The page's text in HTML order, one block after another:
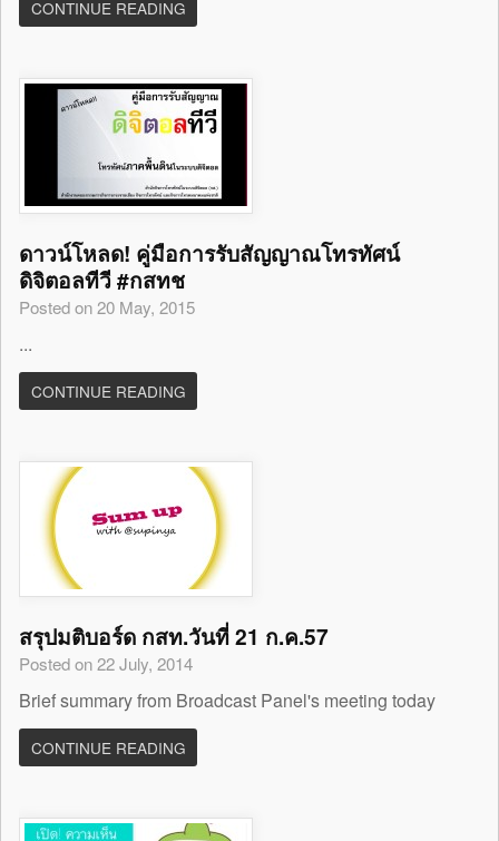
CONTINUE READING
ดาวน์โหลด! คู่มือการรับสัญญาณโทรทัศน์
ดิจิตอลทีวี #กสทช
Posted on 20 May, 2015
...
CONTINUE READING
สรุปมติบอร์ด กสท.วันที่ 21 ก.ค.57
Posted on 22 July, 2014
Brief summary from Broadcast Panel's meeting today
CONTINUE READING